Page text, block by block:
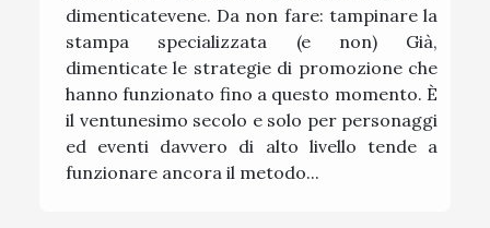
dimenticatevene. Da non fare: tampinare la
stampa specializzata (e non) Già,
dimenticate le strategie di promozione che
hanno funzionato fino a questo momento. È
il ventunesimo secolo e solo per personaggi
ed eventi davvero di alto livello tende a
funzionare ancora il metodo...